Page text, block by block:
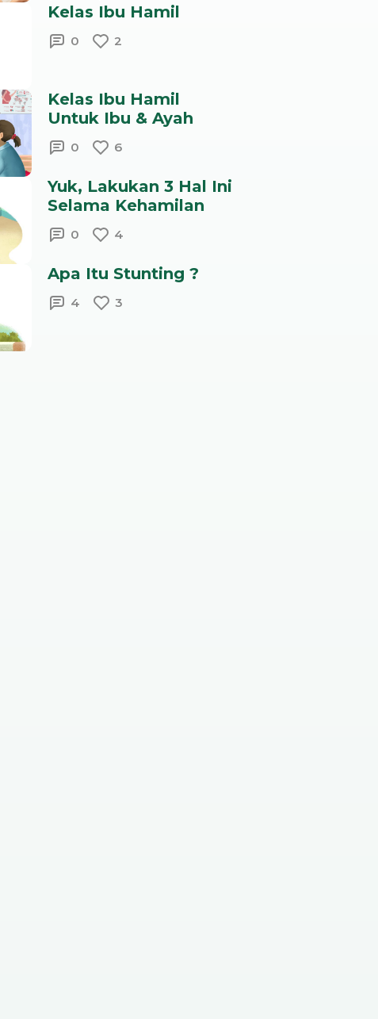
Kelas Ibu Hamil
0 2
Kelas Ibu Hamil
Untuk Ibu & Ayah
0 6
Yuk, Lakukan 3 Hal Ini
Selama Kehamilan
0 4
Apa Itu Stunting ?
4 3